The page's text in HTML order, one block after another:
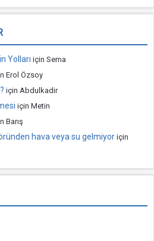
Yolları için Sema
Erol Özsoy
için Abdulkadir
için Metin
Barış
hava veya su gelmiyor için